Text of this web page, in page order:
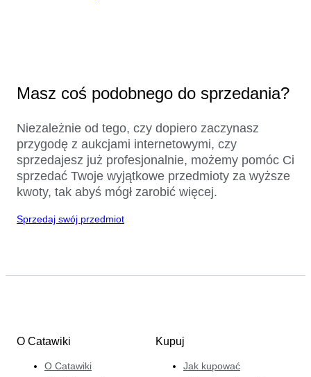
Masz coś podobnego do sprzedania?
Niezależnie od tego, czy dopiero zaczynasz
przygodę z aukcjami internetowymi, czy
sprzedajesz już profesjonalnie, możemy pomóc Ci
sprzedać Twoje wyjątkowe przedmioty za wyższe
kwoty, tak abyś mógł zarobić więcej.
Sprzedaj swój przedmiot
O Catawiki
O Catawiki
Kupuj
Jak kupować